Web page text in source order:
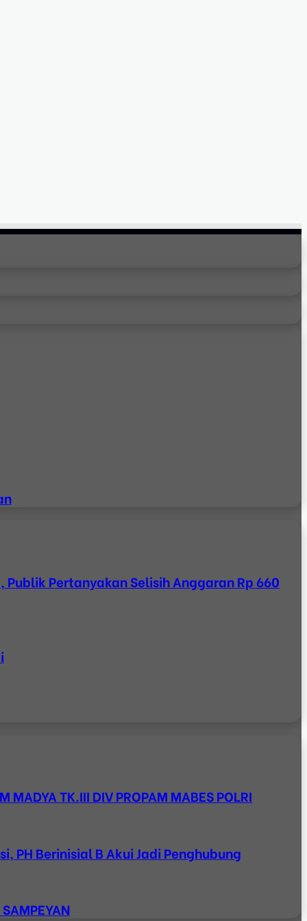
Pertanyakan Selisih Anggaran Rp 660
MADYA TK.III DIV PROPAM MABES POLRI
PH Berinisial B Akui Jadi Penghubung